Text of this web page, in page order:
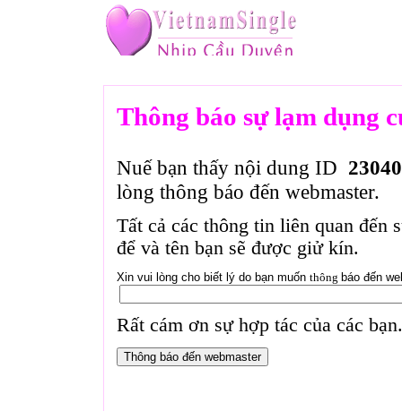
Thông báo sự lạm dụng
Nuế bạn thấy nội dung ID
lòng thông báo đến webmaster.
Tất cả các thông tin liên quan đến
để và tên bạn sẽ được giử kín.
Xin vui lòng cho biết lý do bạn muốn thông báo đến
Rất cám ơn sự hợp tác của các bạn.